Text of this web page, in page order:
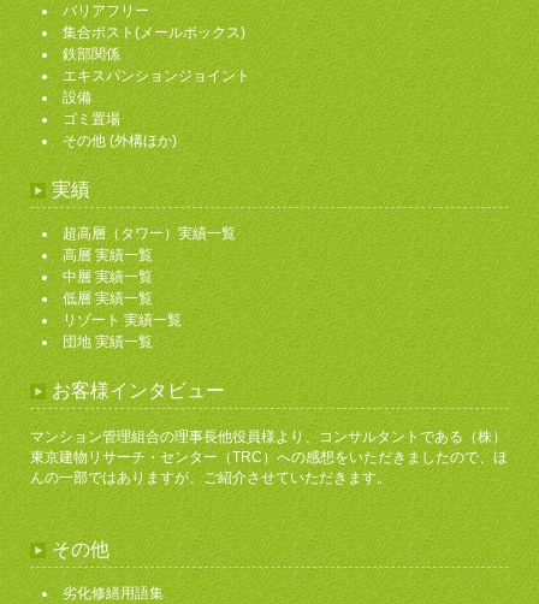
バリアフリー
集合ポスト(メールボックス)
鉄部関係
エキスパンションジョイント
設備
ゴミ置場
その他 (外構ほか)
実績
超高層（タワー）実績一覧
高層 実績一覧
中層 実績一覧
低層 実績一覧
リゾート 実績一覧
団地 実績一覧
お客様インタビュー
マンション管理組合の理事長他役員様より、コンサルタントである（株）
東京建物リサーチ・センター（TRC）への感想をいただきましたので、ほ
んの一部ではありますが、ご紹介させていただきます。
その他
劣化修繕用語集